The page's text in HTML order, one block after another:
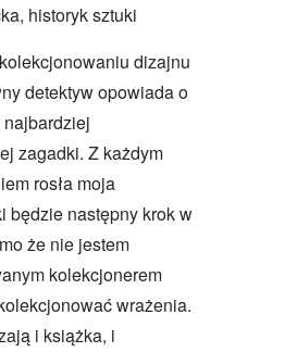
historyk sztuki
dizajnu
detektyw opowiada o
najbardziej
zagadki. Z każdym
rosła moja
będzie następny krok w
że nie jestem
kolekcjonerem
wrażenia.
i książka, i